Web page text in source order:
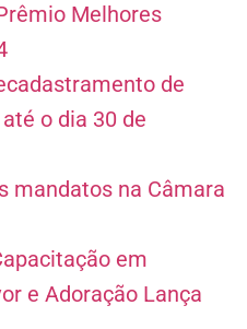
Melhores
de
o dia 30 de
mandatos na Câmara
em
e Adoração Lança